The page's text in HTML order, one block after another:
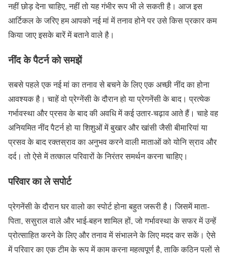
नहीं छोड़ देना चाहिए, नहीं तो यह गंभीर रूप भी ले सकती है। आज इस
आर्टिकल के जरिए हम आपको नई मां में तनाव होने पर उसे किस प्रकार कम
किया जाए इसके बारें में बताने वाले है।
नींद के पैटर्न को समझें
सबसे पहले एक नई मां का तनाव से बचने के लिए एक अच्छी नींद का होना
आवश्यक है। चाहें वो प्रेग्नेंसी के दौरान हो या प्रेगनेंसी के बाद। प्रत्येक
गर्भावस्था और प्रसव के बाद की अवधि में कई उतार-चढ़ाव आते हैं। चाहे वह
अनियमित नींद पैटर्न हो या शिशुओं में बुखार और खांसी जैसी बीमारियां या
प्रसव के बाद रक्तस्राव का अनुभव करने वाली माताओं को योनि स्राव और
दर्द। तो ऐसे में तत्काल परिवारों के निरंतर समर्थन करना चाहिए।
परिवार का ले सपोर्ट
प्रेगनेंसी के दौरान घर वालो का स्पोर्ट होना बहुत जरूरी है। जिसमें माता-
पिता, ससुराल वाले और भाई-बहन शामिल हों, जो गर्भावस्था के सफर में उन्हें
प्रोत्साहित करने के लिए और तनाव में संभालने के लिए मदद कर सकें। ऐसे
में परिवार का एक टीम के रूप में काम करना महत्वपूर्ण है, ताकि कठिन पलों से